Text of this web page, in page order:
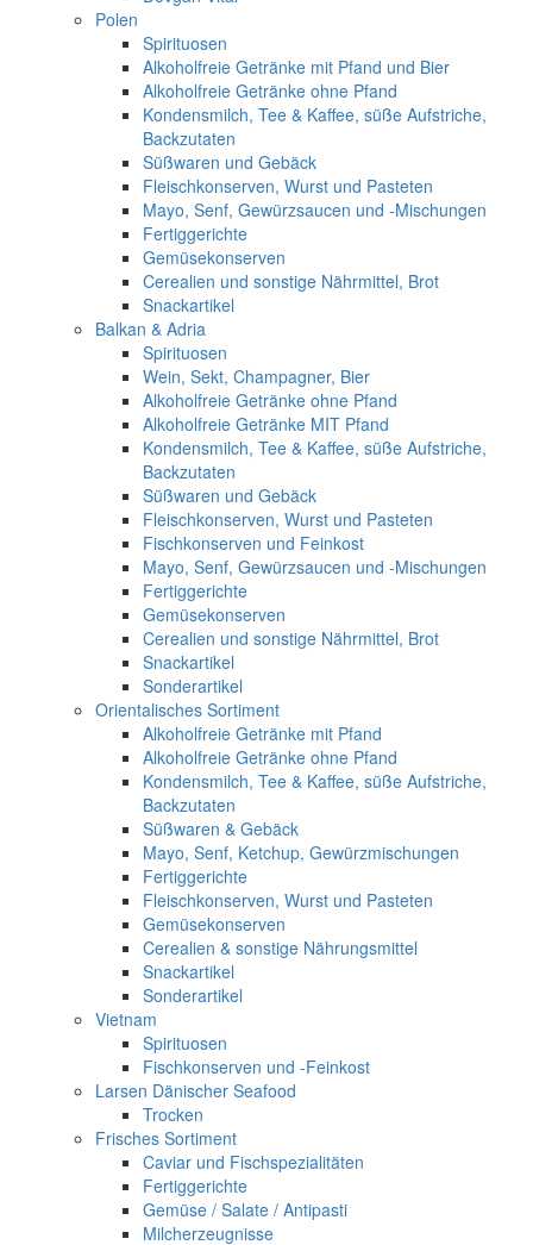
Polen
Spirituosen
Alkoholfreie Getränke mit Pfand und Bier
Alkoholfreie Getränke ohne Pfand
Kondensmilch, Tee & Kaffee, süße Aufstriche,
Backzutaten
Süßwaren und Gebäck
Fleischkonserven, Wurst und Pasteten
Mayo, Senf, Gewürzsaucen und -Mischungen
Fertiggerichte
Gemüsekonserven
Cerealien und sonstige Nährmittel, Brot
Snackartikel
Balkan & Adria
Spirituosen
Wein, Sekt, Champagner, Bier
Alkoholfreie Getränke ohne Pfand
Alkoholfreie Getränke MIT Pfand
Kondensmilch, Tee & Kaffee, süße Aufstriche,
Backzutaten
Süßwaren und Gebäck
Fleischkonserven, Wurst und Pasteten
Fischkonserven und Feinkost
Mayo, Senf, Gewürzsaucen und -Mischungen
Fertiggerichte
Gemüsekonserven
Cerealien und sonstige Nährmittel, Brot
Snackartikel
Sonderartikel
Orientalisches Sortiment
Alkoholfreie Getränke mit Pfand
Alkoholfreie Getränke ohne Pfand
Kondensmilch, Tee & Kaffee, süße Aufstriche,
Backzutaten
Süßwaren & Gebäck
Mayo, Senf, Ketchup, Gewürzmischungen
Fertiggerichte
Fleischkonserven, Wurst und Pasteten
Gemüsekonserven
Cerealien & sonstige Nährungsmittel
Snackartikel
Sonderartikel
Vietnam
Spirituosen
Fischkonserven und -Feinkost
Larsen Dänischer Seafood
Trocken
Frisches Sortiment
Caviar und Fischspezialitäten
Fertiggerichte
Gemüse / Salate / Antipasti
Milcherzeugnisse